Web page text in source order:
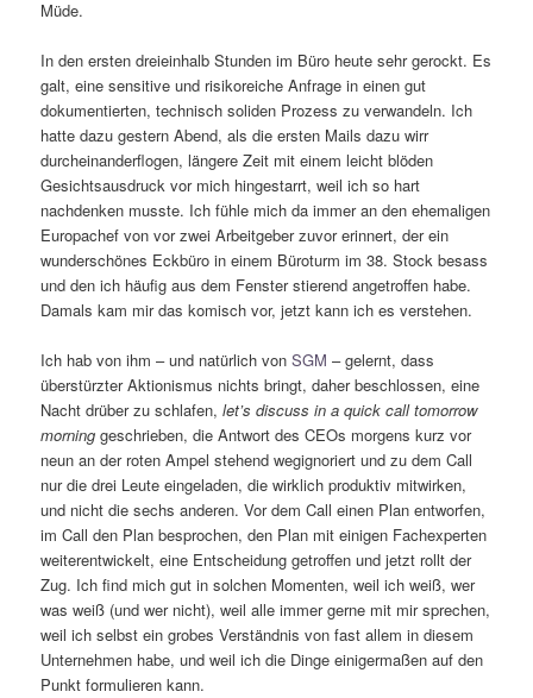
Müde.
In den ersten dreieinhalb Stunden im Büro heute sehr gerockt. Es
galt, eine sensitive und risikoreiche Anfrage in einen gut
dokumentierten, technisch soliden Prozess zu verwandeln. Ich
hatte dazu gestern Abend, als die ersten Mails dazu wirr
durcheinanderflogen, längere Zeit mit einem leicht blöden
Gesichtsausdruck vor mich hingestarrt, weil ich so hart
nachdenken musste. Ich fühle mich da immer an den ehemaligen
Europachef von vor zwei Arbeitgeber zuvor erinnert, der ein
wunderschönes Eckbüro in einem Büroturm im 38. Stock besass
und den ich häufig aus dem Fenster stierend angetroffen habe.
Damals kam mir das komisch vor, jetzt kann ich es verstehen.
Ich hab von ihm – und natürlich vonSGM – gelernt, dass
überstürzter Aktionismus nichts bringt, daher beschlossen, eine
Nacht drüber zu schlafen, let’s discuss in a quick call tomorrow
morning geschrieben, die Antwort des CEOs morgens kurz vor
neun an der roten Ampel stehend wegignoriert und zu dem Call
nur die drei Leute eingeladen, die wirklich produktiv mitwirken,
und nicht die sechs anderen. Vor dem Call einen Plan entworfen,
im Call den Plan besprochen, den Plan mit einigen Fachexperten
weiterentwickelt, eine Entscheidung getroffen und jetzt rollt der
Zug. Ich find mich gut in solchen Momenten, weil ich weiß, wer
was weiß (und wer nicht), weil alle immer gerne mit mir sprechen,
weil ich selbst ein grobes Verständnis von fast allem in diesem
Unternehmen habe, und weil ich die Dinge einigermaßen auf den
Punkt formulieren kann.